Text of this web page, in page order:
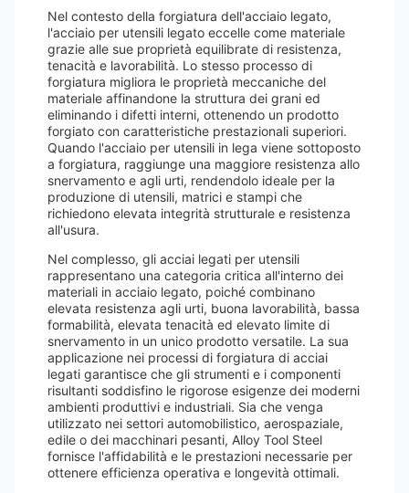
Nel contesto della forgiatura dell'acciaio legato,
l'acciaio per utensili legato eccelle come materiale
grazie alle sue proprietà equilibrate di resistenza,
tenacità e lavorabilità. Lo stesso processo di
forgiatura migliora le proprietà meccaniche del
materiale affinandone la struttura dei grani ed
eliminando i difetti interni, ottenendo un prodotto
forgiato con caratteristiche prestazionali superiori.
Quando l'acciaio per utensili in lega viene sottoposto
a forgiatura, raggiunge una maggiore resistenza allo
snervamento e agli urti, rendendolo ideale per la
produzione di utensili, matrici e stampi che
richiedono elevata integrità strutturale e resistenza
all'usura.
Nel complesso, gli acciai legati per utensili
rappresentano una categoria critica all'interno dei
materiali in acciaio legato, poiché combinano
elevata resistenza agli urti, buona lavorabilità, bassa
formabilità, elevata tenacità ed elevato limite di
snervamento in un unico prodotto versatile. La sua
applicazione nei processi di forgiatura di acciai
legati garantisce che gli strumenti e i componenti
risultanti soddisfino le rigorose esigenze dei moderni
ambienti produttivi e industriali. Sia che venga
utilizzato nei settori automobilistico, aerospaziale,
edile o dei macchinari pesanti, Alloy Tool Steel
fornisce l'affidabilità e le prestazioni necessarie per
ottenere efficienza operativa e longevità ottimali.